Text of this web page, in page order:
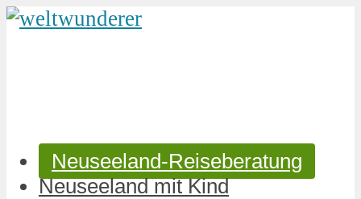
Neuseeland-Reiseberatung
Neuseeland mit Kind